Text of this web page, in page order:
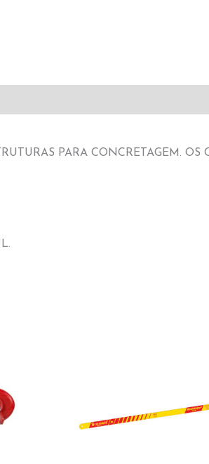
PARA CONCRETAGEM. OS